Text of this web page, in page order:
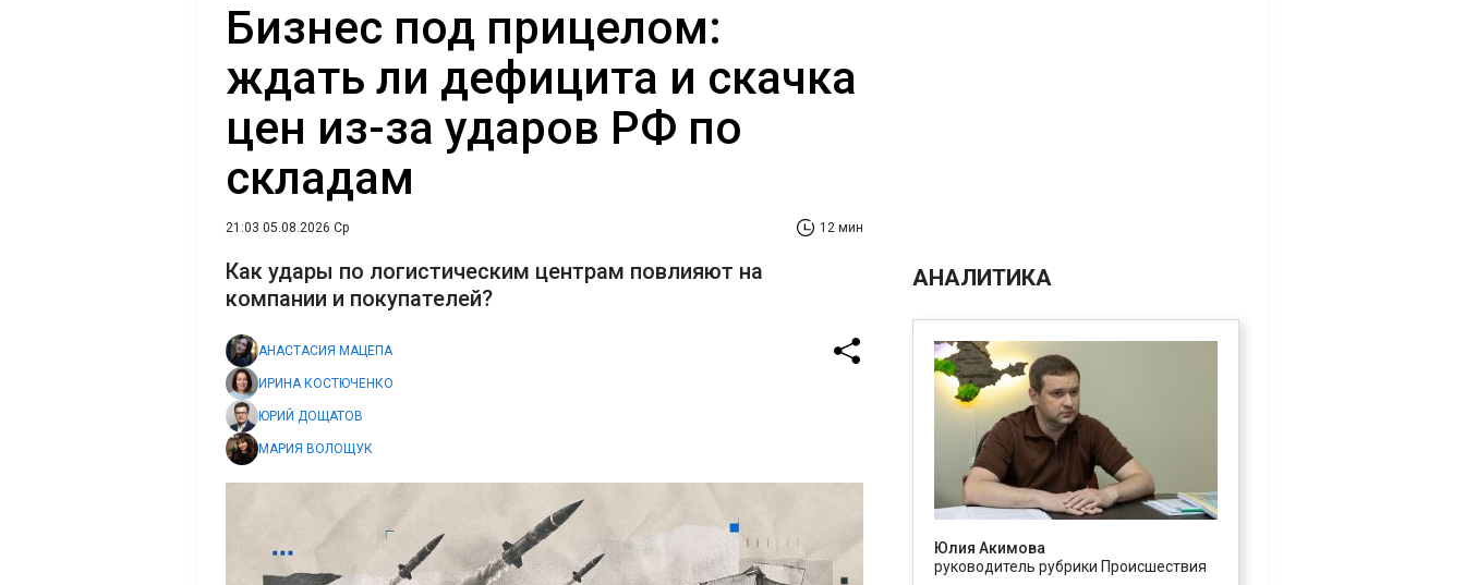
Бизнес под прицелом:
ждать ли дефицита и скачка
цен из-за ударов РФ по
складам
21:03 05.08.2026 Ср 12 мин
Как удары по логистическим центрам повлияют на
компании и покупателей?
АНАСТАСИЯ МАЦЕПА
ИРИНА КОСТЮЧЕНКО
ЮРИЙ ДОЩАТОВ
МАРИЯ ВОЛОЩУК
АНАЛИТИКА
Юлия Акимова
руководитель рубрики Происшествия